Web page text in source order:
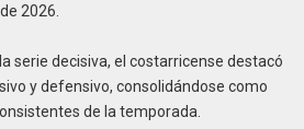
2026.
serie decisiva, el costarricense destacó
y defensivo, consolidándose como
de la temporada.